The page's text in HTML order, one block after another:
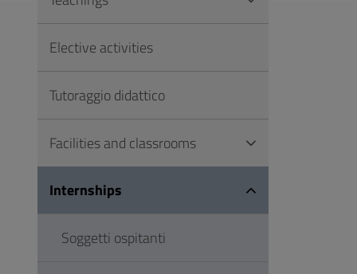
Footer
Elective activities
Tutoraggio didattico
Facilities and classrooms
Internships
Soggetti ospitanti